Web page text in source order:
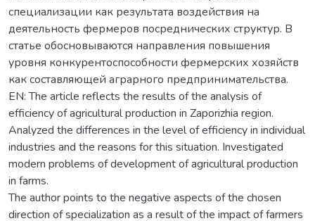
специализации как результата воздействия на
деятельность фермеров посреднических структур. В
статье обосновываются направления повышения
уровня конкурентоспособности фермерских хозяйств
как составляющей аграрного предпринимательства.
EN: The article reflects the results of the analysis of
efficiency of agricultural production in Zaporizhia region.
Analyzed the differences in the level of efficiency in individual
industries and the reasons for this situation. Investigated
modern problems of development of agricultural production
in farms.
The author points to the negative aspects of the chosen
direction of specialization as a result of the impact of farmers